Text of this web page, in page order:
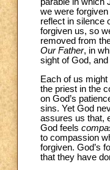
parable in which
we were
reflect in silence
forgiven us, so
removed from
Our Father, in
sight of God,
Each of us
the priest in the
on God’s
sins. Yet God
assures us that,
God feels
to compassion
forgiven. God’s
that they have